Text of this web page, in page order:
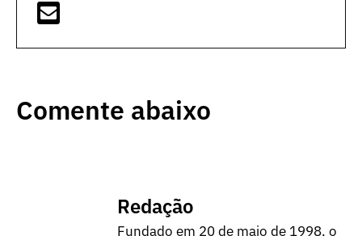
Comente abaixo
Redação
Fundado em 20 de maio de 1998, o